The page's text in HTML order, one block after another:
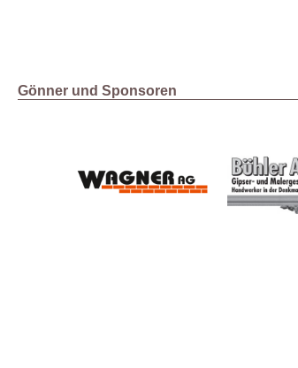
Gönner und Sponsoren